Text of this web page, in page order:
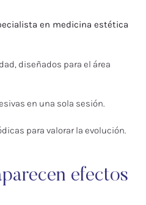
en medicina estética
diseñados para el área
en una sola sesión.
para valorar la evolución.
efectos